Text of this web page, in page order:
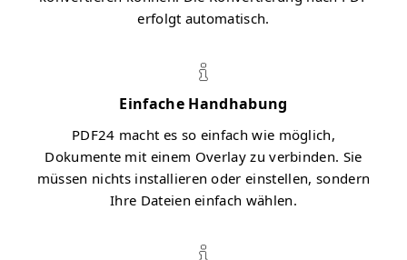
erfolgt automatisch.
Einfache Handhabung
PDF24 macht es so einfach wie möglich,
Dokumente mit einem Overlay zu verbinden. Sie
müssen nichts installieren oder einstellen, sondern
Ihre Dateien einfach wählen.